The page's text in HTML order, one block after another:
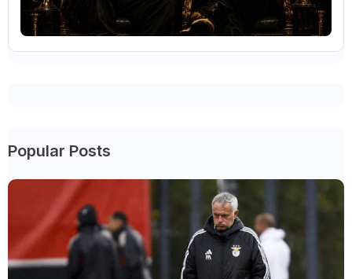
Popular Posts